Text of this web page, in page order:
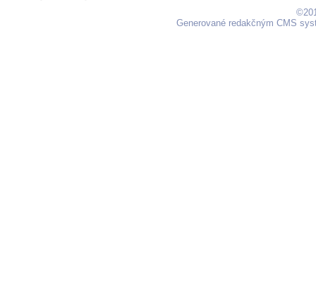
Generované redakčným CMS